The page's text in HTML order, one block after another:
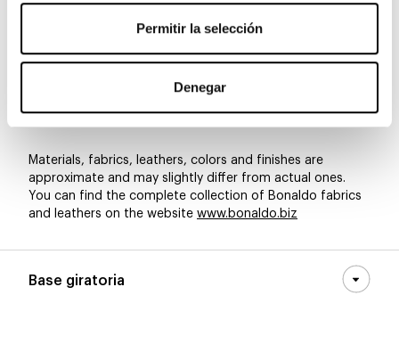
Permitir la selección
Denegar
8D53 - Pastello
Materials, fabrics, leathers, colors and finishes are
approximate and may slightly differ from actual ones.
You can find the complete collection of Bonaldo fabrics
and leathers on the website www.bonaldo.biz
Base giratoria